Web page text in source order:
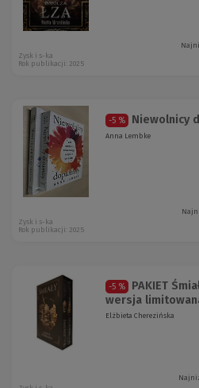
Zysk i s-ka
Rok publikacji: 2025
-5 % Niewolnicy
Anna Lembke
Zysk i s-ka
Rok publikacji: 2025
-5 %
PAKIET
wersja
Elżbieta Cherezińska